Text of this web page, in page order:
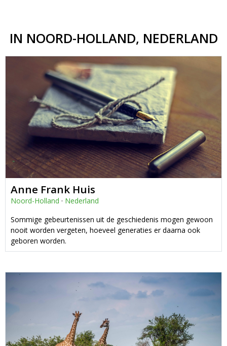
IN NOORD-HOLLAND, NEDERLAND
Anne Frank Huis
Noord-Holland · Nederland
Sommige gebeurtenissen uit de geschiedenis mogen gewoon
nooit worden vergeten, hoeveel generaties er daarna ook
geboren worden.